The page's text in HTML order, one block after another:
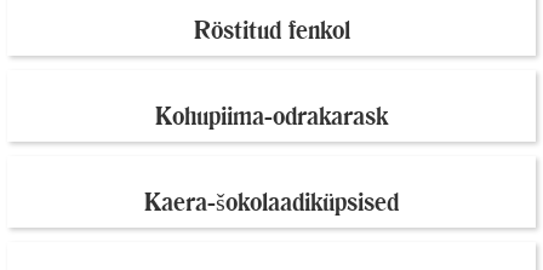
Röstitud fenkol
Kohupiima-odrakarask
Kaera-šokolaadiküpsised